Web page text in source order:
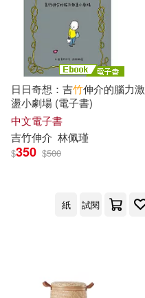
大竹愛子(10)
安德列．艾席蒙(10)
宮崎うの(10)
山本ともみつ(10)
河北少年兒童出版社
湖南美術出版社(40)
北京燕山出版社(39)
吉林出版集團有限責
普天出版社(39)
海洋出版社(39)
日日奇想：吉竹伸介的腦力激
盪小劇場 (電子書)
中文電子書
吉竹伸介 林佩瑾
$350 $500
紙 試閱